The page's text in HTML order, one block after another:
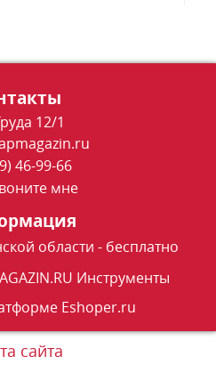
12/1
46-99-66
мне
области - бесплатно
Инструменты
Eshoper.ru
сайта